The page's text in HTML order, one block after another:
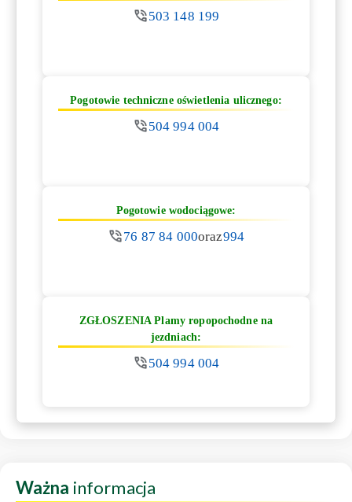
503 148 199
Pogotowie techniczne oświetlenia ulicznego:
504 994 004
Pogotowie wodociągowe:
76 87 84 000oraz994
ZGŁOSZENIA Plamy ropopochodne na
jezdniach:
504 994 004
Ważna informacja